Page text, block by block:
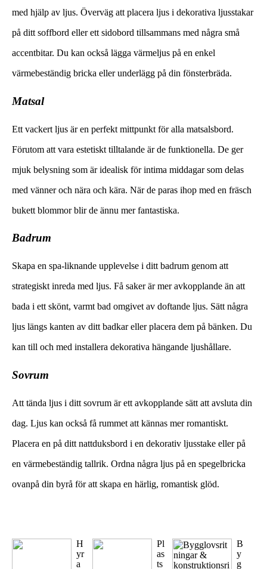
med hjälp av ljus. Överväg att placera ljus i dekorativa ljusstakar
på ditt soffbord eller ett sidobord tillsammans med några små
accentbitar. Du kan också lägga värmeljus på en enkel
värmebeständig bricka eller underlägg på din fönsterbräda.
Matsal
Ett vackert ljus är en perfekt mittpunkt för alla matsalsbord.
Förutom att vara estetiskt tilltalande är de funktionella. De ger
mjuk belysning som är idealisk för intima middagar som delas
med vänner och nära och kära. När de paras ihop med en fräsch
bukett blommor blir de ännu mer fantastiska.
Badrum
Skapa en spa-liknande upplevelse i ditt badrum genom att
strategiskt inreda med ljus. Få saker är mer avkopplande än att
bada i ett skönt, varmt bad omgivet av doftande ljus. Sätt några
ljus längs kanten av ditt badkar eller placera dem på bänken. Du
kan till och med installera dekorativa hängande ljushållare.
Sovrum
Att tända ljus i ditt sovrum är ett avkopplande sätt att avsluta din
dag. Ljus kan också få rummet att kännas mer romantiskt.
Placera en på ditt nattduksbord i en dekorativ ljusstake eller på
en värmebeständig tallrik. Ordna några ljus på en spegelbricka
ovanpå din byrå för att skapa en härlig, romantisk glöd.
H
yr
a
Pl
as
ts
B
y
g